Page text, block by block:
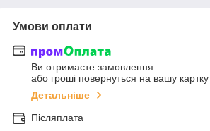
Умови оплати
Ви отримаєте замовлення
або гроші повернуться на вашу картку
Детальніше
Післяплата